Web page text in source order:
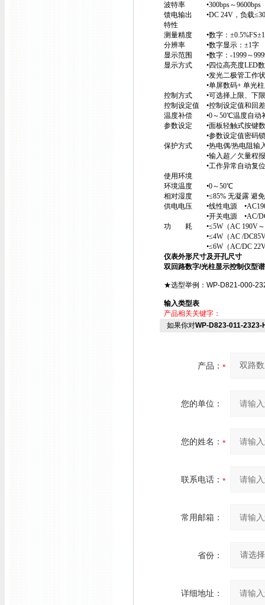
波特率 •300bps～9600bps
馈电输出 •DC 24V，负载
特性
测量精度 •数字：
分辨率 •数字显示：±1
显示范围 •数字：-1999～
显示方式 •四位高亮度LED
•发光二极管工作状态显
•单屏数码+ 单光柱显
控制方式 •可选择上限、下限
控制设定值 •控制设定值和回
温度补偿 •0～50℃温度自动
参数设定 •面板轻触式按键数
•参数设定值密码锁
保护方式 •热电偶/热电阻输
•输入超／欠量程报
•工作异常自动复位
使用环境
环境温度 •0～50℃
相对湿度 •≤85% 无凝露 避免
供电电压 •线性电源
•开关电源 •AC/DC
功 耗 •≤5W（AC 190V～
•≤4W（AC /DC85V～
•≤6W（AC/DC 22V～
仪表外形尺寸及开孔尺寸
双回路数字/光柱显示控制仪型
★选型举例：WP-D821-000-
输入类型表
产品相关关键字：
如果你对WP-D823-011-2323-
产品：
您的单位：
您的姓名：
联系电话：
常用邮箱：
省份：
详细地址：